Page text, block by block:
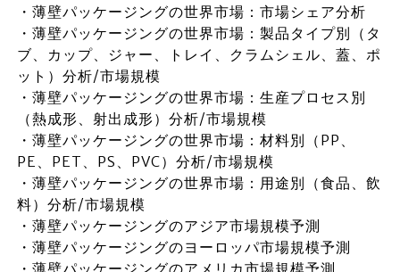
・薄壁パッケージングの世界市場：市場シェア分析
・薄壁パッケージングの世界市場：製品タイプ別（タ
ブ、カップ、ジャー、トレイ、クラムシェル、蓋、ポ
ット）分析/市場規模
・薄壁パッケージングの世界市場：生産プロセス別
（熱成形、射出成形）分析/市場規模
・薄壁パッケージングの世界市場：材料別（PP、
PE、PET、PS、PVC）分析/市場規模
・薄壁パッケージングの世界市場：用途別（食品、飲
料）分析/市場規模
・薄壁パッケージングのアジア市場規模予測
・薄壁パッケージングのヨーロッパ市場規模予測
・薄壁パッケージングのアメリカ市場規模予測